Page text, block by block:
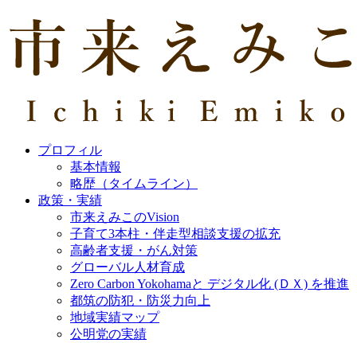
プロフィル
基本情報
略歴（タイムライン）
政策・実績
市来えみこのVision
子育て3本柱・伴走型相談支援の拡充
高齢者支援・がん対策
グローバル人材育成
Zero Carbon Yokohamaと デジタル化 (ＤＸ) を推進
都筑の防犯・防災力向上
地域実績マップ
公明党の実績